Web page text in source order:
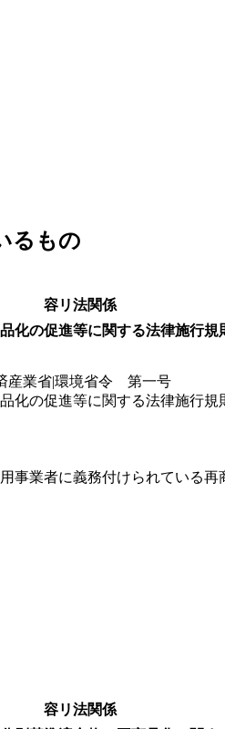
るもの
容リ法関係
化の促進等に関する法律施行規
産業省|環境省令 第一号
化の促進等に関する法律施行規
事業者に義務付けられている再
容リ法関係